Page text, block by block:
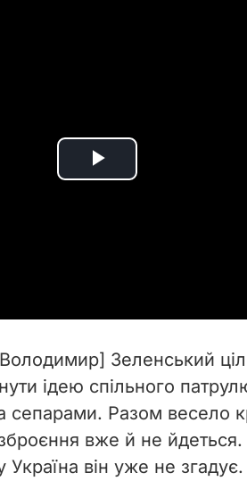
P
i
d
e
Зеленський
ідею спільного
Разом весело
вже й не йдеться.
він уже не